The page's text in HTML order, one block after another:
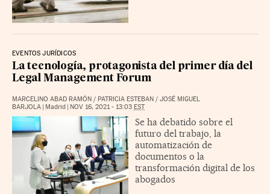
EVENTOS JURÍDICOS
La tecnología, protagonista del primer día del
Legal Management Forum
MARCELINO ABAD RAMÓN / PATRICIA ESTEBAN / JOSÉ MIGUEL
BARJOLA
Madrid NOV 16, 2021 - 13:03 EST
Se ha debatido sobre el
futuro del trabajo, la
automatización de
documentos o la
transformación digital de los
abogados